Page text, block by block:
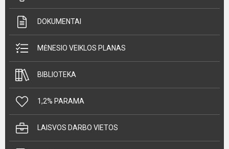
DOKUMENTAI
MĖNESIO VEIKLOS PLANAS
BIBLIOTEKA
1,2% PARAMA
LAISVOS DARBO VIETOS